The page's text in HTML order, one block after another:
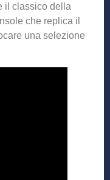
il classico della
che replica il
una selezione